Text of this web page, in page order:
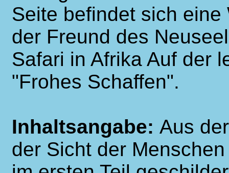
Seite befindet sich
der Freund des
Safari in Afrika Auf der
"Frohes Schaffen".
Inhaltsangabe: Aus
der Sicht der